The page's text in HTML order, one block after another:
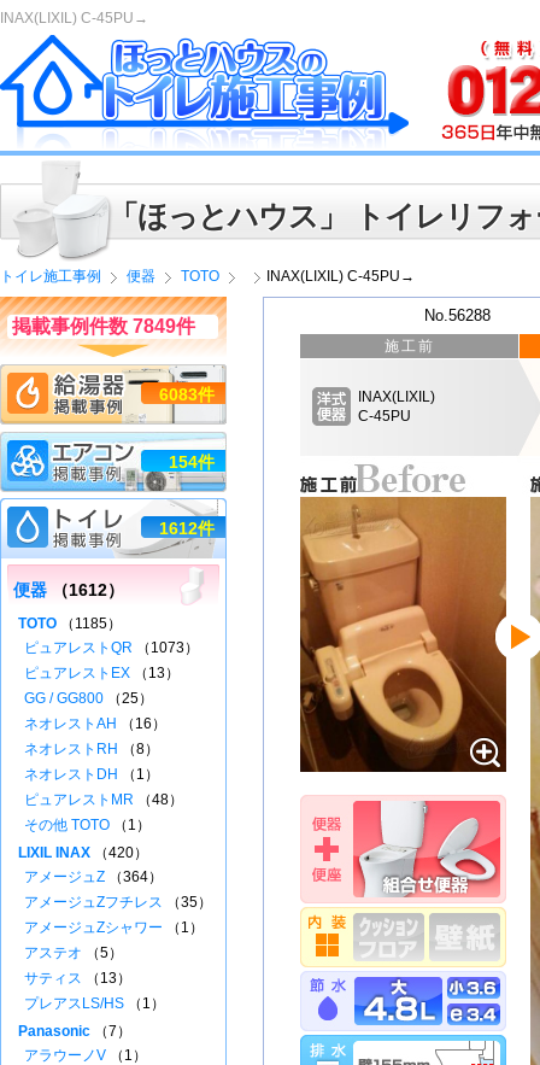
INAX(LIXIL) C-45PU→
「ほっとハウス」 トイレリフ
トイレ施工事例 便器 TOTO INAX(LIXIL) C-45PU→
No.56288
施工前
INAX(LIXIL)
C-45PU
掲載事例件数 7849件
6083件
154件
1612件
便器 （1612）
TOTO （1185）
ピュアレストQR （1073）
ピュアレストEX （13）
GG / GG800 （25）
ネオレストAH
（16）
ネオレストRH
（8）
ネオレストDH
（1）
ピュアレストMR （48）
その他 TOTO （1）
LIXIL INAX （420）
アメージュZ （364）
アメージュZフチレス （35）
アメージュZシャワー （1）
アステオ （5）
サティス （13）
プレアスLS/HS （1）
Panasonic （7）
アラウーノV （1）